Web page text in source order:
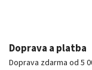
Doprava a platba
Doprava zdarma od 5